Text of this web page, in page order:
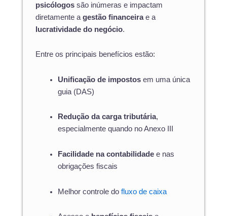
psicólogos são inúmeras e impactam
diretamente a gestão financeirae a
lucratividade do negócio.
Entre os principais benefícios estão:
Unificação de impostosem uma única
guia (DAS)
Redução da carga tributária,
especialmente quando no Anexo III
Facilidade na contabilidadee nas
obrigações fiscais
Melhor controle do fluxo de caixa